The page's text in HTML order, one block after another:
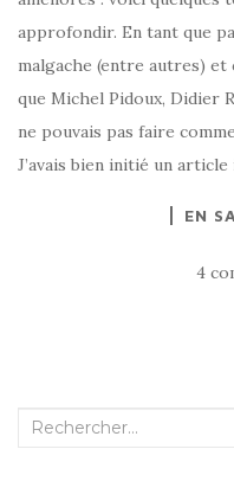
approfondir. En tant que
malgache (entre autres)
que Michel Pidoux, Didier
ne pouvais pas faire
J’avais bien initié un
EN
4
Recherche